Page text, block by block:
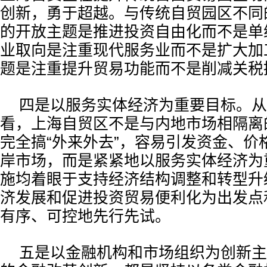
创新，勇于超越。与传统自贸园区不
的开放主题是推进投资自由化而不是
业取向是注重现代服务业而不是扩大
题是注重提升贸易功能而不是削减关
四是以服务实体经济为重要目标。
看，上海自贸区不是与内地市场相隔离
完全搞“外来外去”，容易引发资金、价
岸市场，而是紧紧地以服务实体经济
施均着眼于支持经济结构调整和转型
济发展和促进投资贸易便利化为出发
有序、可控地先行先试。
五是以金融机构和市场组织为创新